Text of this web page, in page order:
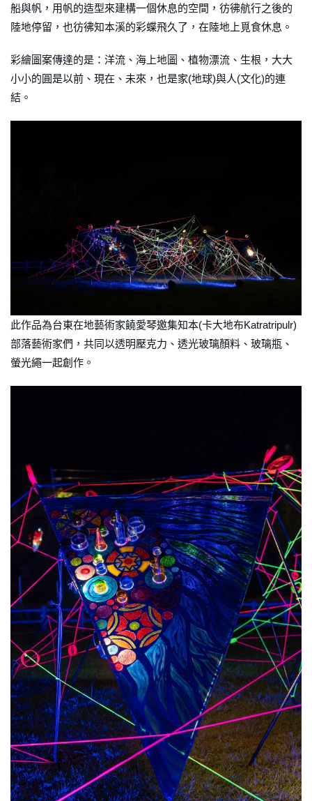
船與帆，用帆的造型來建構一個休息的空間，彷彿航行之後的
陸地停留，也彷彿知本溪的彩蝶飛久了，在陸地上覓食休息。
彩繪圖案傳達的是：洋流、海上地圖、植物漂流、生根，大大
小小的圓是以前、現在、未來，也是家(地球)與人(文化)的連
結。
此作品為台東在地藝術家饒愛琴邀集知本(卡大地布Katratripulr)
部落藝術家們，共同以透明壓克力、透光玻璃顏料、玻璃瓶、
螢光繩一起創作。